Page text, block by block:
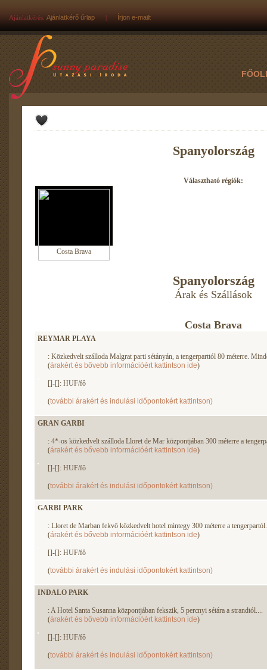
Ajánlatkérés: Ajánlatkérő űrlap | Írjon e-mailt
Spanyolország
Választható régiók:
Costa Brava
Spanyolország
Árak és Szállások
Costa Brava
REYMAR PLAYA
: Közkedvelt szálloda Malgrat parti sétányán, a tengerparttól 80 méterre.
(árakért és bővebb információért kattintson ide)
[]-[]: HUF/fô
(további árakért és indulási időpontokért kattintson)
GRAN GARBI
: 4*-os közkedvelt szálloda Lloret de Mar központjában 300 méterre a
(árakért és bővebb információért kattintson ide)
[]-[]: HUF/fô
(további árakért és indulási időpontokért kattintson)
GARBI PARK
: Lloret de Marban fekvő közkedvelt hotel mintegy 300 méterre a
(árakért és bővebb információért kattintson ide)
[]-[]: HUF/fô
(további árakért és indulási időpontokért kattintson)
INDALO PARK
: A Hotel Santa Susanna központjában fekszik, 5 percnyi sétára a strandtól....
(árakért és bővebb információért kattintson ide)
[]-[]: HUF/fô
(további árakért és indulási időpontokért kattintson)